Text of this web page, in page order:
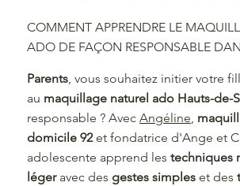
COMMENT APPRENDRE LE
ADO DE FAÇON RESPONSABLE
Parents, vous souhaitez initier votre
au maquillage naturel ado Hauts-de-
responsable ? AvecAngéline,
domicile 92et fondatrice d'Ange et
adolescente apprend lestechniques
légeravec des gestes simpleset des